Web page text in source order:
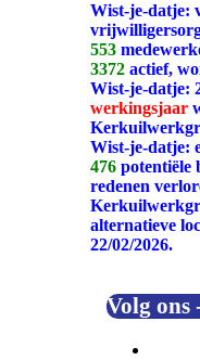
Wist-je-datje:
553
3372 actief,
Wist-je-datje:
werkingsjaar
Wist-je-datje:
476 potentiële
redenen
alternatieve
22/02/2026.
Volg ons